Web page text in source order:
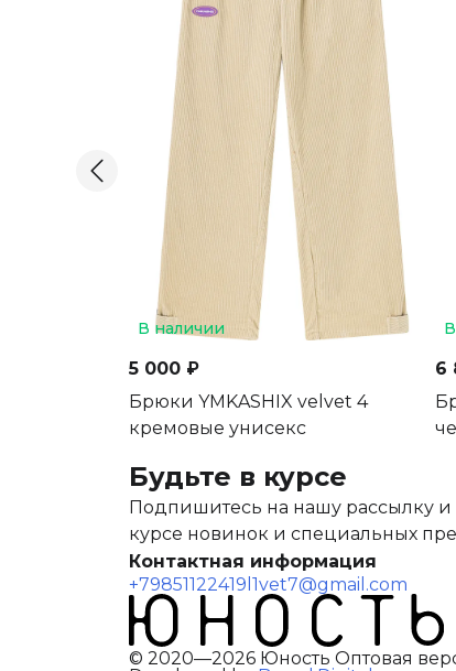
В наличии
5 000 ₽
Брюки YMKASHIX velvet 4
кремовые унисекс
6
Будьте в курсе
Подпишитесь на нашу рассылку и
курсе новинок и специальных
Контактная информация
+79851122419 l1vet7@gmail.com
© 2020—2026 Юность Оптовая